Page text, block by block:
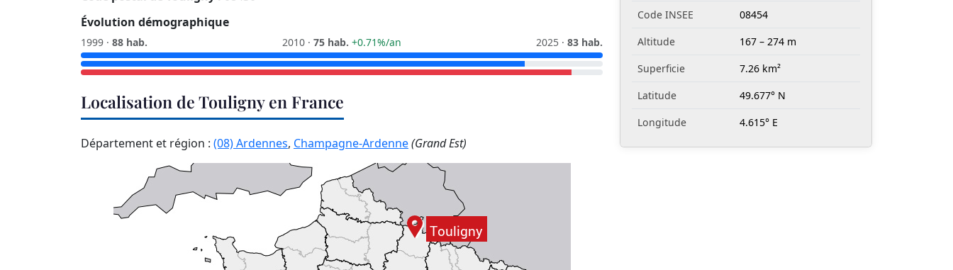
Évolution démographique
1999 · 88 hab. 2010 · 75 hab. +0.71%/an 2025 · 83 hab.
Localisation de Touligny en France
Département et région : (08) Ardennes, Champagne-Ardenne(Grand Est)
Code INSEE
08454
Altitude
167 – 274 m
Superficie
7.26 km²
Latitude
49.677° N
Longitude
4.615° E